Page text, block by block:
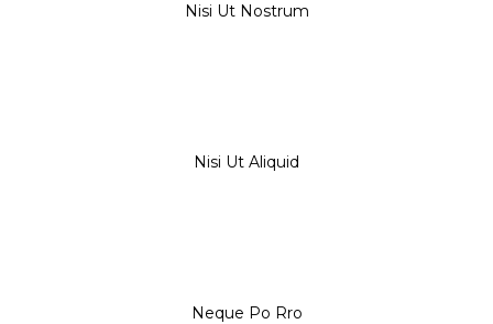
Nisi Ut Nostrum
Nisi Ut Aliquid
Neque Po Rro